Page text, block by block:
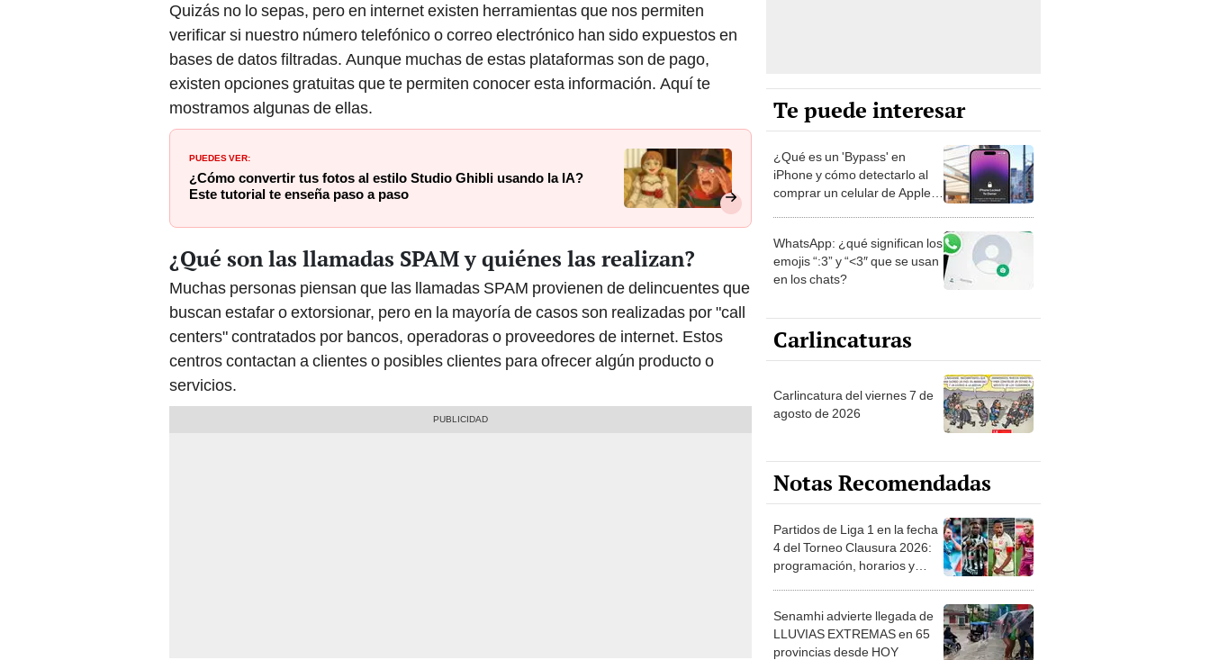
Quizás no lo sepas, pero en internet existen herramientas que nos permiten
verificar si nuestro número telefónico o correo electrónico han sido expuestos en
bases de datos filtradas. Aunque muchas de estas plataformas son de pago,
existen opciones gratuitas que te permiten conocer esta información. Aquí te
mostramos algunas de ellas.
PUEDES VER:
¿Cómo convertir tus fotos al estilo Studio Ghibli usando la IA?
Este tutorial te enseña paso a paso
¿Qué son las llamadas SPAM y quiénes las realizan?
Muchas personas piensan que las llamadas SPAM provienen de delincuentes que
buscan estafar o extorsionar, pero en la mayoría de casos son realizadas por "call
centers" contratados por bancos, operadoras o proveedores de internet. Estos
centros contactan a clientes o posibles clientes para ofrecer algún producto o
servicios.
Te puede interesar
¿Qué es un 'Bypass' en
iPhone y cómo detectarlo al
comprar un celular de Apple
WhatsApp: ¿qué significan los
emojis “:3” y “<3″ que se usan
en los chats?
Carlincaturas
Carlincatura del viernes 7 de
agosto de 2026
Notas Recomendadas
Partidos de Liga 1 en la fecha
4 del Torneo Clausura 2026:
programación, horarios y
Senamhi advierte llegada de
LLUVIAS EXTREMAS en 65
provincias desde HOY